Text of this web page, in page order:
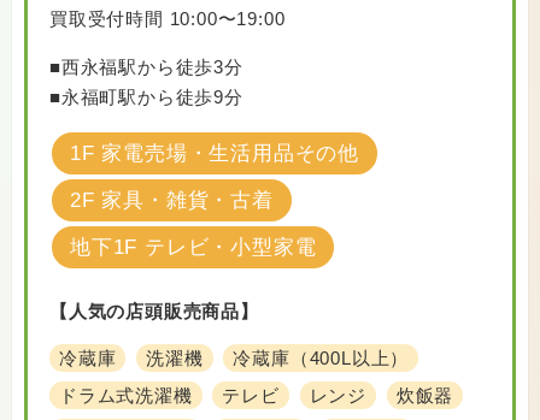
買取受付時間 10:00〜19:00
■西永福駅から徒歩3分
■永福町駅から徒歩9分
1F 家電売場・生活用品その他
2F 家具・雑貨・古着
地下1F テレビ・小型家電
【人気の店頭販売商品】
冷蔵庫 洗濯機
冷蔵庫（400L以上）
ドラム式洗濯機
テレビ レンジ
炊飯器